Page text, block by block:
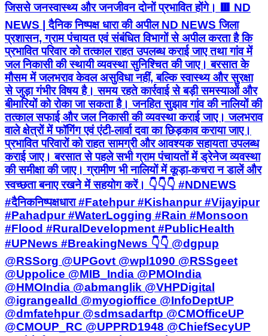
जिससे जनस्वास्थ्य और जनजीवन दोनों प्रभावित होंगे। 🟥 ND
NEWS | दैनिक निष्पक्ष धारा की अपील ND NEWS जिला
प्रशासन, ग्राम पंचायत एवं संबंधित विभागों से अपील करता है कि
प्रभावित परिवार को तत्काल राहत उपलब्ध कराई जाए तथा गांव में
जल निकासी की स्थायी व्यवस्था सुनिश्चित की जाए। बरसात के
मौसम में जलभराव केवल असुविधा नहीं, बल्कि स्वास्थ्य और सुरक्षा
से जुड़ा गंभीर विषय है। समय रहते कार्रवाई से बड़ी समस्याओं और
बीमारियों को रोका जा सकता है। जनहित सुझाव गांव की नालियों की
तत्काल सफाई और जल निकासी की व्यवस्था कराई जाए। जलभराव
वाले क्षेत्रों में फॉगिंग एवं एंटी-लार्वा दवा का छिड़काव कराया जाए।
प्रभावित परिवारों को राहत सामग्री और आवश्यक सहायता उपलब्ध
कराई जाए। बरसात से पहले सभी ग्राम पंचायतों में ड्रेनेज व्यवस्था
की समीक्षा की जाए। ग्रामीण भी नालियों में कूड़ा-कचरा न डालें और
स्वच्छता बनाए रखने में सहयोग करें। 👇👇👇 #NDNEWS
#दैनिकनिष्पक्षधारा #Fatehpur #Kishanpur #Vijayipur
#Pahadpur #WaterLogging #Rain #Monsoon
#Flood #RuralDevelopment #PublicHealth
#UPNews #BreakingNews 👇👇 @dgpup
@RSSorg @UPGovt @wpl1090 @RSSgeet
@Uppolice @MIB_India @PMOIndia
@HMOIndia @abmanglik @VHPDigital
@igrangealld @myogioffice @InfoDeptUP
@dmfatehpur @sdmsadarftp @CMOfficeUP
@CMOUP_RC @UPPRD1948 @ChiefSecyUP